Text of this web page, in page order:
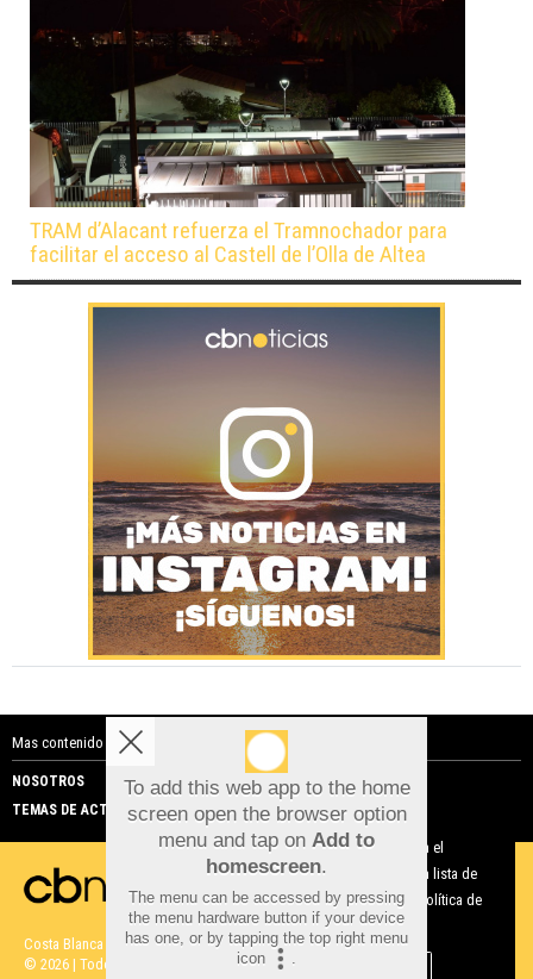
TRAM d’Alacant refuerza el Tramnochador para
facilitar el acceso al Castell de l’Olla de Altea
Mas contenido de Costa Blanca Noticias:
NOSOTROS
PUBLICIDAD
TEMAS DE ACTUALIDAD
Costa Blanca Noticias | Términos de uso| Protección de datos
© 2026 | Todos los derechos reservados
To add this web app to the home
screen open the browser option
menu and tap on Add to
homescreen.
The menu can be accessed by pressing
the menu hardware button if your device
has one, or by tapping the top right menu
icon
.
Aviso sobre el Uso de cookies:
Utilizamos cookies nuestras y de terceros para el
funcionamiento del digital. Puedes consultar la lista de
cookies y como desconectarlas. Ver nuestra Política de
Privacidad y Cookies
Aceptar Cookies